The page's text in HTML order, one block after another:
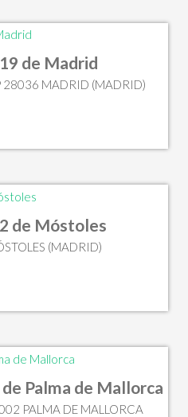
de Madrid
28036 MADRID (MADRID)
de Móstoles
(MADRID)
Palma de Mallorca
PALMA DE MALLORCA